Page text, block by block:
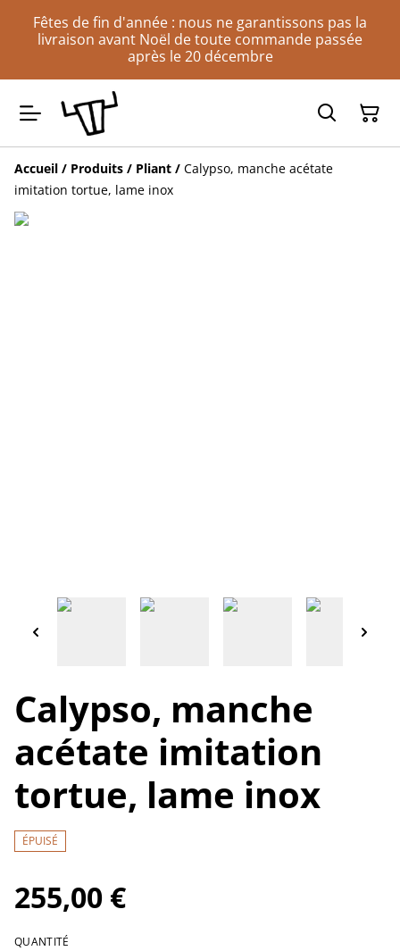
Fêtes de fin d'année : nous ne garantissons pas la
livraison avant Noël de toute commande passée
après le 20 décembre
Accueil / Produits / Pliant / Calypso, manche acétate
imitation tortue, lame inox
Calypso, manche
acétate imitation
tortue, lame inox
ÉPUISÉ
255,00 €
QUANTITÉ